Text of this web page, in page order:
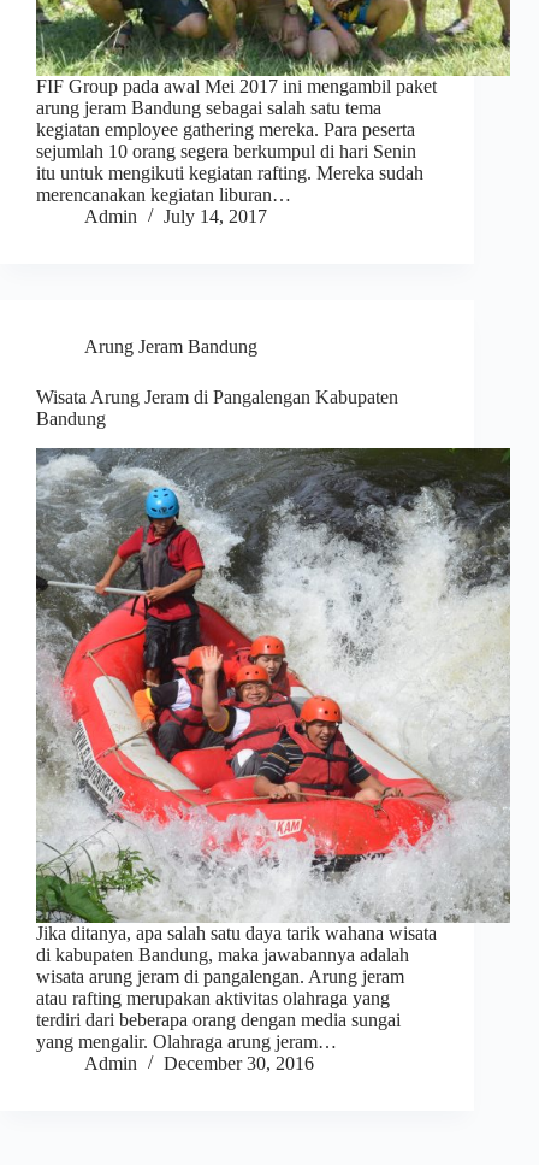
FIF Group pada awal Mei 2017 ini mengambil paket
arung jeram Bandung sebagai salah satu tema
kegiatan employee gathering mereka. Para peserta
sejumlah 10 orang segera berkumpul di hari Senin
itu untuk mengikuti kegiatan rafting. Mereka sudah
merencanakan kegiatan liburan…
Admin
July 14, 2017
Arung Jeram Bandung
Wisata Arung Jeram di Pangalengan Kabupaten
Bandung
Jika ditanya, apa salah satu daya tarik wahana wisata
di kabupaten Bandung, maka jawabannya adalah
wisata arung jeram di pangalengan. Arung jeram
atau rafting merupakan aktivitas olahraga yang
terdiri dari beberapa orang dengan media sungai
yang mengalir. Olahraga arung jeram…
Admin
December 30, 2016